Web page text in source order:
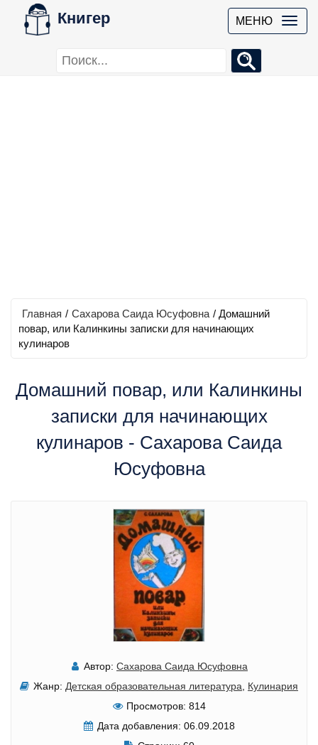
Книгер МЕНЮ
Главная / Сахарова Саида Юсуфовна / Домашний
повар, или Калинкины записки для начинающих
кулинаров
Домашний повар, или Калинкины
записки для начинающих
кулинаров - Сахарова Саида
Юсуфовна
Автор: Сахарова Саида Юсуфовна
Жанр: Детская образовательная литература, Кулинария
Просмотров: 814
Дата добавления: 06.09.2018